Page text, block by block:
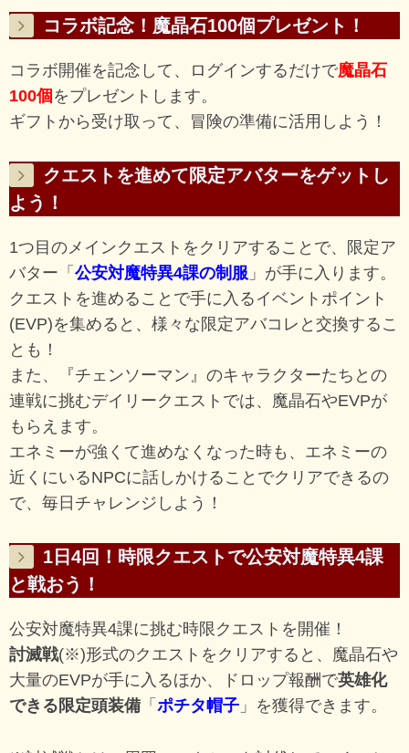
コラボ記念！魔晶石100個プレゼント！
コラボ開催を記念して、ログインするだけで魔晶石
100個 をプレゼントします。
ギフトから受け取って、冒険の準備に活用しよう！
クエストを進めて限定アバターをゲットし
よう！
1つ目のメインクエストをクリアすることで、限定ア
バター「 公安対魔特異4課の制服 」が手に入ります。
クエストを進めることで手に入るイベントポイント
(EVP)を集めると、様々な限定アバコレと交換するこ
とも！
また、『チェンソーマン』のキャラクターたちとの
連戦に挑むデイリークエストでは、魔晶石やEVPが
もらえます。
エネミーが強くて進めなくなった時も、エネミーの
近くにいるNPCに話しかけることでクリアできるの
で、毎日チャレンジしよう！
1日4回！時限クエストで公安対魔特異4課
と戦おう！
公安対魔特異4課に挑む時限クエストを開催！
討滅戦(※)形式のクエストをクリアすると、魔晶石や
大量のEVPが手に入るほか、ドロップ報酬で英雄化
できる限定頭装備 「 ポチタ帽子 」を獲得できます。